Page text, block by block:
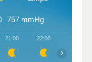
757 mmHg
21:00 22:00
›